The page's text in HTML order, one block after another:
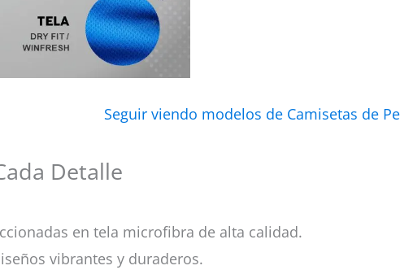
Seguir viendo modelos de Camisetas de
Detalle
en tela microfibra de alta calidad.
vibrantes y duraderos.